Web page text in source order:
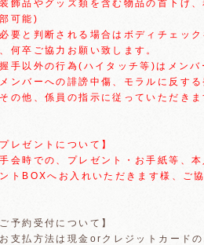
飾品やグッズ類を含む物品の首下げ
可能)
要と判断される場合はボディチェッ
何卒ご協力お願い致します。
手以外の行為(ハイタッチ等)はメン
ンバーへの誹謗中傷、モラルに反す
の他、係員の指示に従っていただき
レゼントについて】
会時での、プレゼント・お手紙等、
トBOXへお入れいただきます様、ご
予約受付について】
支払方法は現金orクレジットカード